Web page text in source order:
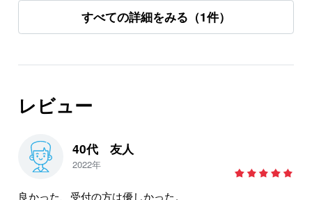
すべての詳細をみる（1件）
レビュー
40代 友人
2022年
良かった、受付の方は優しかった。